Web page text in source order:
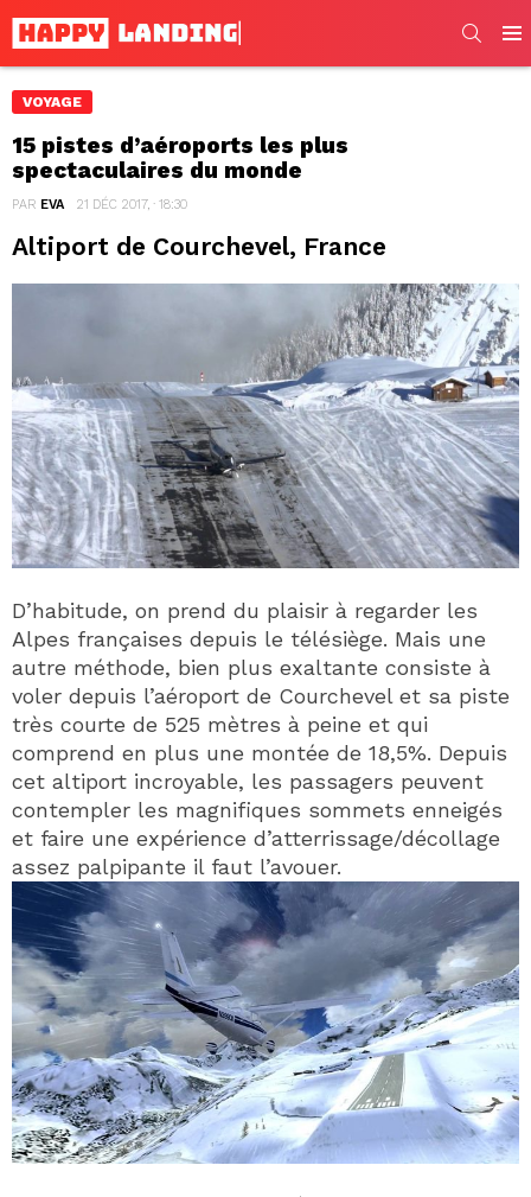
VOYAGE
15 pistes d’aéroports les plus
spectaculaires du monde
PAR EVA 21 DÉC 2017, · 18:30
Altiport de Courchevel, France
D’habitude, on prend du plaisir à regarder les
Alpes françaises depuis le télésiège. Mais une
autre méthode, bien plus exaltante consiste à
voler depuis l’aéroport de Courchevel et sa piste
très courte de 525 mètres à peine et qui
comprend en plus une montée de 18,5%. Depuis
cet altiport incroyable, les passagers peuvent
contempler les magnifiques sommets enneigés
et faire une expérience d’atterrissage/décollage
assez palpipante il faut l’avouer.